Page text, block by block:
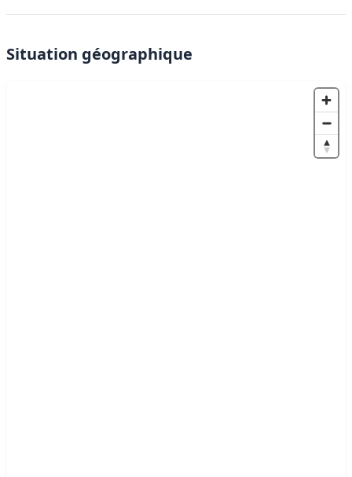
Situation géographique